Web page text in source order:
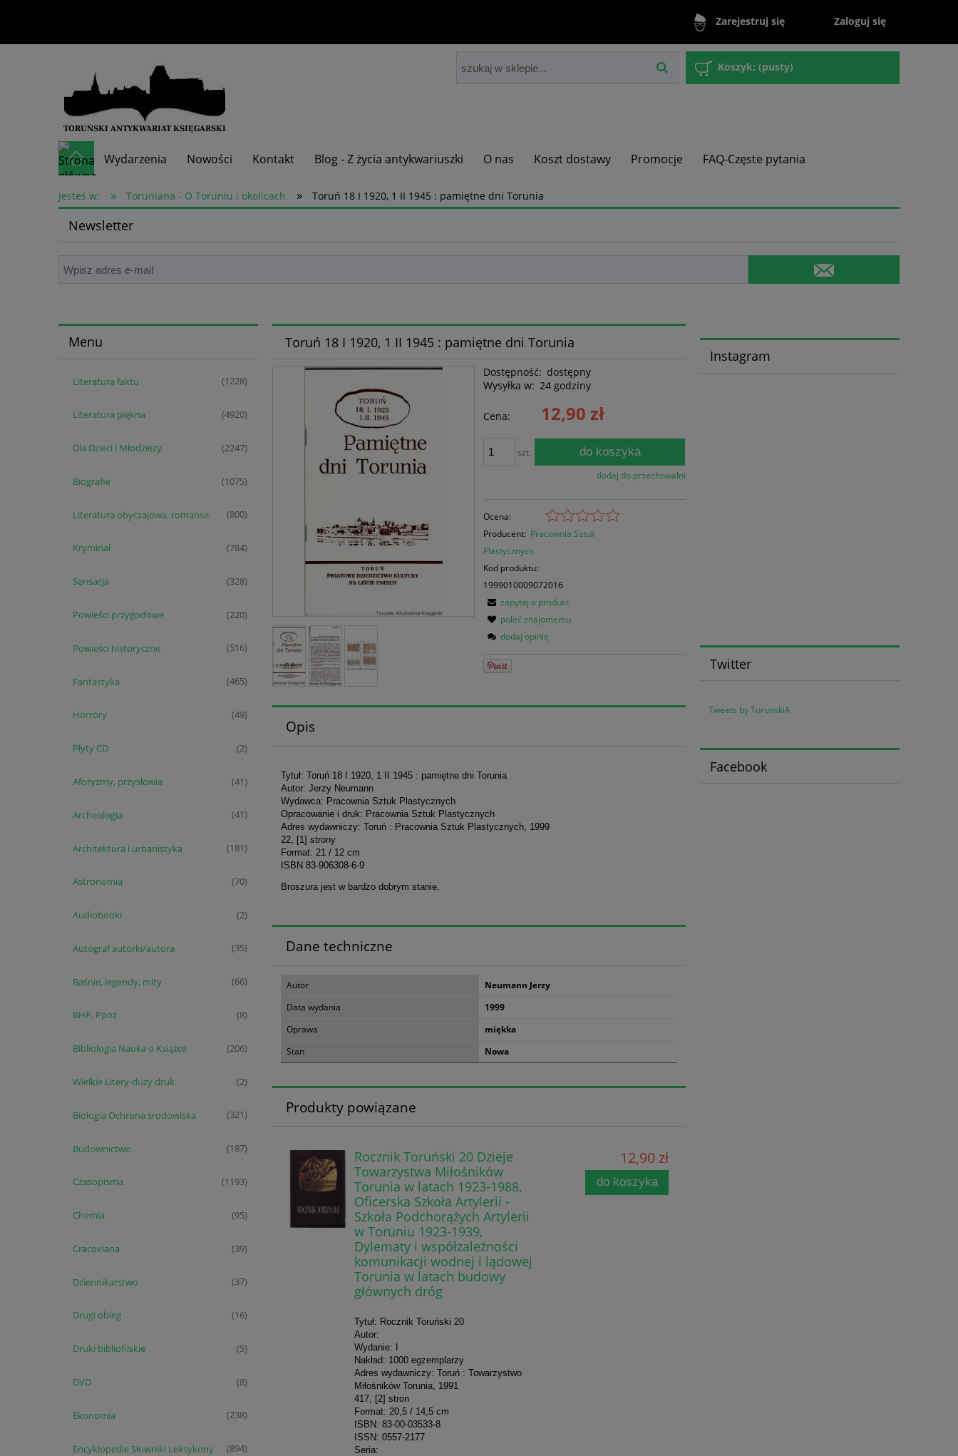
Zarejestruj się Zaloguj się
Koszyk: (pusty)
Wydarzenia Nowości Kontakt Blog - Z życia antykwariuszki O nas Koszt dostawy Promocje FAQ-Częste pytania
Skup książek
Jesteś w: » Toruniana - O Toruniu i okolicach » Toruń 18 I 1920, 1 II 1945 : pamiętne dni Torunia
Newsletter
Menu
Literatura faktu (1228)
Literatura piękna (4920)
Dla Dzieci i Młodzieży (2247)
Biografie (1075)
Literatura obyczajowa, romanse (800)
Kryminał (784)
Sensacja (328)
Powieści przygodowe (220)
Powieści historyczne (516)
Fantastyka (465)
Horrory (49)
Płyty CD (2)
Aforyzmy, przysłowia (41)
Archeologia (41)
Architektura i urbanistyka (181)
Astronomia (70)
Audiobooki (2)
Autograf autorki/autora (35)
Baśnie, legendy, mity (66)
BHP, Ppoż (8)
Bibliologia Nauka o Książce (206)
Wielkie Litery-duży druk (2)
Biologia Ochrona środowiska (321)
Budownictwo (187)
Czasopisma (1193)
Chemia (95)
Cracoviana (39)
Dziennikarstwo (37)
Drugi obieg (16)
Druki bibliofilskie (5)
DVD (8)
Ekonomia (238)
Encyklopedie Słowniki Leksykony (894)
Toruń 18 I 1920, 1 II 1945 : pamiętne dni Torunia
Dostępność: dostępny
Wysyłka w: 24 godziny
Cena: 12,90 zł
szt. do koszyka
dodaj do przechowalni
Ocena:
Producent: Pracownia Sztuk
Plastycznych
Kod produktu:
1999010009072016
zapytaj o produkt
poleć znajomemu
dodaj opinię
Opis
Tytuł: Toruń 18 I 1920, 1 II 1945 : pamiętne dni Torunia
Autor: Jerzy Neumann
Wydawca: Pracownia Sztuk Plastycznych
Opracowanie i druk: Pracownia Sztuk Plastycznych
Adres wydawniczy: Toruń : Pracownia Sztuk Plastycznych, 1999
22, [1] strony
Format: 21 / 12 cm
ISBN 83-906308-6-9
Broszura jest w bardzo dobrym stanie.
Dane techniczne
Autor
Neumann Jerzy
Data wydania
1999
Oprawa
miękka
Stan
Nowa
Produkty powiązane
Rocznik Toruński 20 Dzieje
Towarzystwa Miłośników
Torunia w latach 1923-1988,
Oficerska Szkoła Artylerii -
Szkoła Podchorążych Artylerii
w Toruniu 1923-1939,
Dylematy i współzależności
komunikacji wodnej i lądowej
Torunia w latach budowy
głównych dróg
Tytuł: Rocznik Toruński 20
Autor:
Wydanie: I
Nakład: 1000 egzemplarzy
Adres wydawniczy: Toruń : Towarzystwo
Miłośników Torunia, 1991
417, [2] stron
Format: 20,5 / 14,5 cm
ISBN: 83-00-03533-8
ISSN: 0557-2177
Seria:
12,90 zł
do koszyka
Instagram
Twitter
Tweets by TorunskiA
Facebook